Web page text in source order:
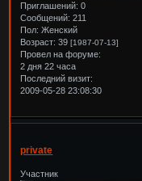
Приглашений: 0
Сообщений: 211
Пол: Женский
Возраст: 39[1987-07-13]
Провел на форуме:
2 дня 22 часа
Последний визит:
2009-05-28 23:08:30
private
Участник